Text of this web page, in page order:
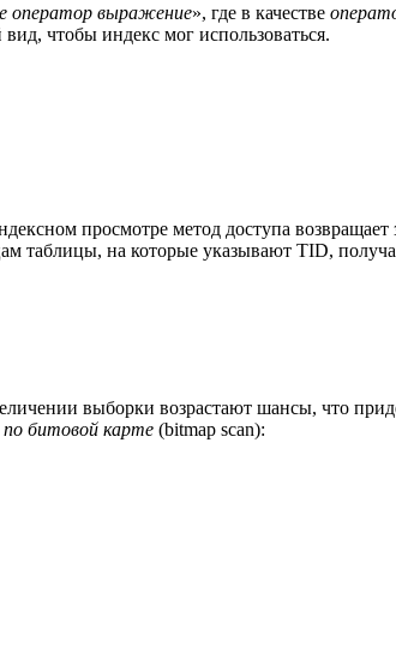
оператор выражение», где в качестве
чтобы индекс мог использоваться.
просмотре метод доступа
таблицы, на которые указывают TID,
выборки возрастают шансы, что
по битовой карте (bitmap scan):